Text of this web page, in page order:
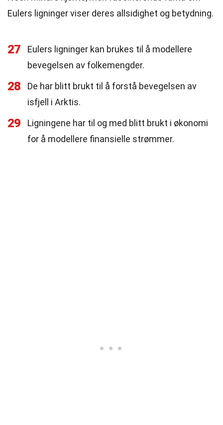
Eulers ligninger viser deres allsidighet og betydning.
27
Eulers ligninger kan brukes til å modellere
bevegelsen av folkemengder.
28
De har blitt brukt til å forstå bevegelsen av
isfjell i Arktis.
29
Ligningene har til og med blitt brukt i økonomi
for å modellere finansielle strømmer.